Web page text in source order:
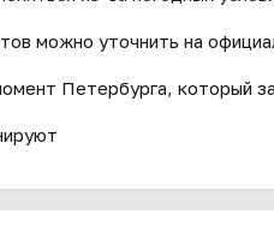
можно уточнить на
Петербурга, который